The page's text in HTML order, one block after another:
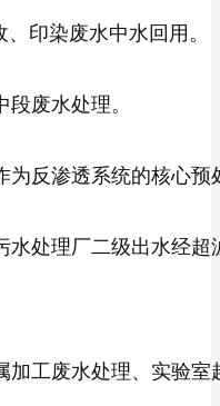
印染废水中水回用。
废水处理。
为反渗透系统的核心
水处理厂二级出水经
加工废水处理、实验室